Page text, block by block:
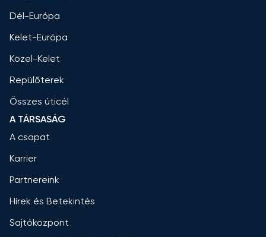
Dél-Európa
Kelet-Európa
Közel-Kelet
Repülőterek
Összes úticél
A TÁRSASÁG
A csapat
Karrier
Partnereink
Hírek és Betekintés
Sajtóközpont